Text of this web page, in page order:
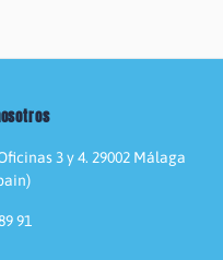
3 y 4. 29002 Málaga
91